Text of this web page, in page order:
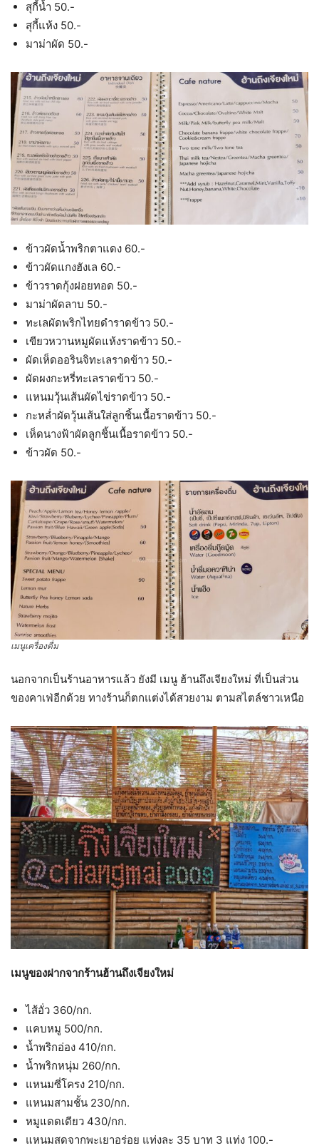
สุกี้น้ำ 50.-
สุกี้แห้ง 50.-
มาม่าผัด 50.-
ข้าวผัดน้ำพริกตาแดง 60.-
ข้าวผัดแกงฮังเล 60.-
ข้าวราดกุ้งฝอยทอด 50.-
มาม่าผัดลาบ 50.-
ทะเลผัดพริกไทยดำราดข้าว 50.-
เขียวหวานหมูผัดแห้งราดข้าว 50.-
ผัดเห็ดออรินจิทะเลราดข้าว 50.-
ผัดผงกะหรี่ทะเลราดข้าว 50.-
แหนมวุ้นเส้นผัดไข่ราดข้าว 50.-
กะหล่ำผัดวุ้นเส้นใส่ลูกชิ้นเนื้อราดข้าว 50.-
เห็ดนางฟ้าผัดลูกชิ้นเนื้อราดข้าว 50.-
ข้าวผัด 50.-
เมนูเครื่องดื่ม
นอกจากเป็นร้านอาหารแล้ว ยังมี เมนู ฮ้านถึงเจียงใหม่ ที่เป็นส่วน
ของคาเฟ่อีกด้วย ทางร้านก็ตกแต่งได้สวยงาม ตามสไตล์ชาวเหนือ
เมนูของฝากจากร้านฮ้านถึงเจียงใหม่
ไส้อั่ว 360/กก.
แคบหมู 500/กก.
น้ำพริกอ่อง 410/กก.
น้ำพริกหนุ่ม 260/กก.
แหนมซี่โครง 210/กก.
แหนมสามชั้น 230/กก.
หมูแดดเดียว 430/กก.
แหนมสดจากพะเยาอร่อย แท่งละ 35 บาท 3 แท่ง 100.-